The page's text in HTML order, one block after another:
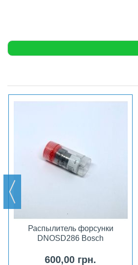
Распылитель форсунки
DNOSD286 Bosch
600,00 грн.